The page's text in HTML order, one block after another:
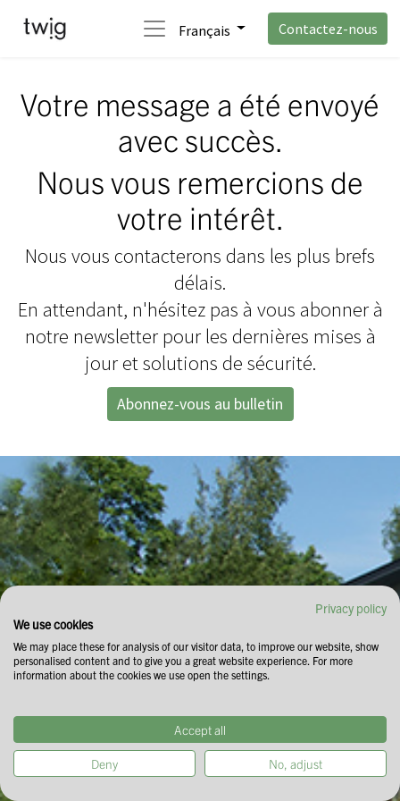
Français Contactez-nous
Votre message a été envoyé
avec succès.
Nous vous remercions de
votre intérêt.
Nous vous contacterons dans les plus brefs
délais.
En attendant, n'hésitez pas à vous abonner à
notre newsletter pour les dernières mises à
jour et solutions de sécurité.
Abonnez-vous au bulletin
Privacy policy
We use cookies
We may place these for analysis of our visitor data, to improve our website, show
personalised content and to give you a great website experience. For more
information about the cookies we use open the settings.
Accept all
Deny No, adjust